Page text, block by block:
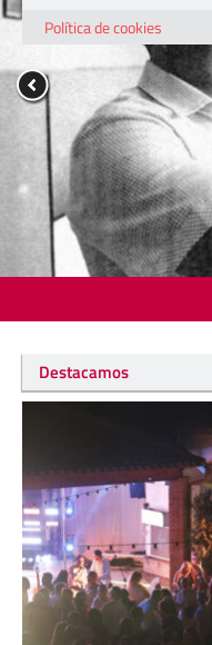
Destacamos
Política de cookies